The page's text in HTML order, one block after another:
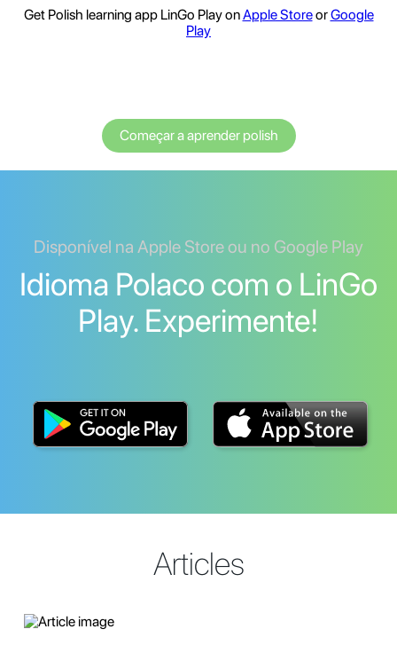
Get Polish learning app LinGo Play onApple StoreorGoogle
Play
Começar a aprender polish
Disponível na Apple Store ou no Google Play
Idioma Polaco com o LinGo
Play. Experimente!
Articles